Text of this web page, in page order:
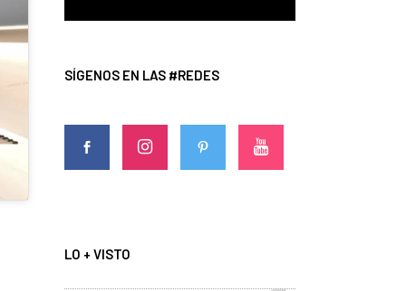
SÍGENOS EN LAS #REDES
LO + VISTO